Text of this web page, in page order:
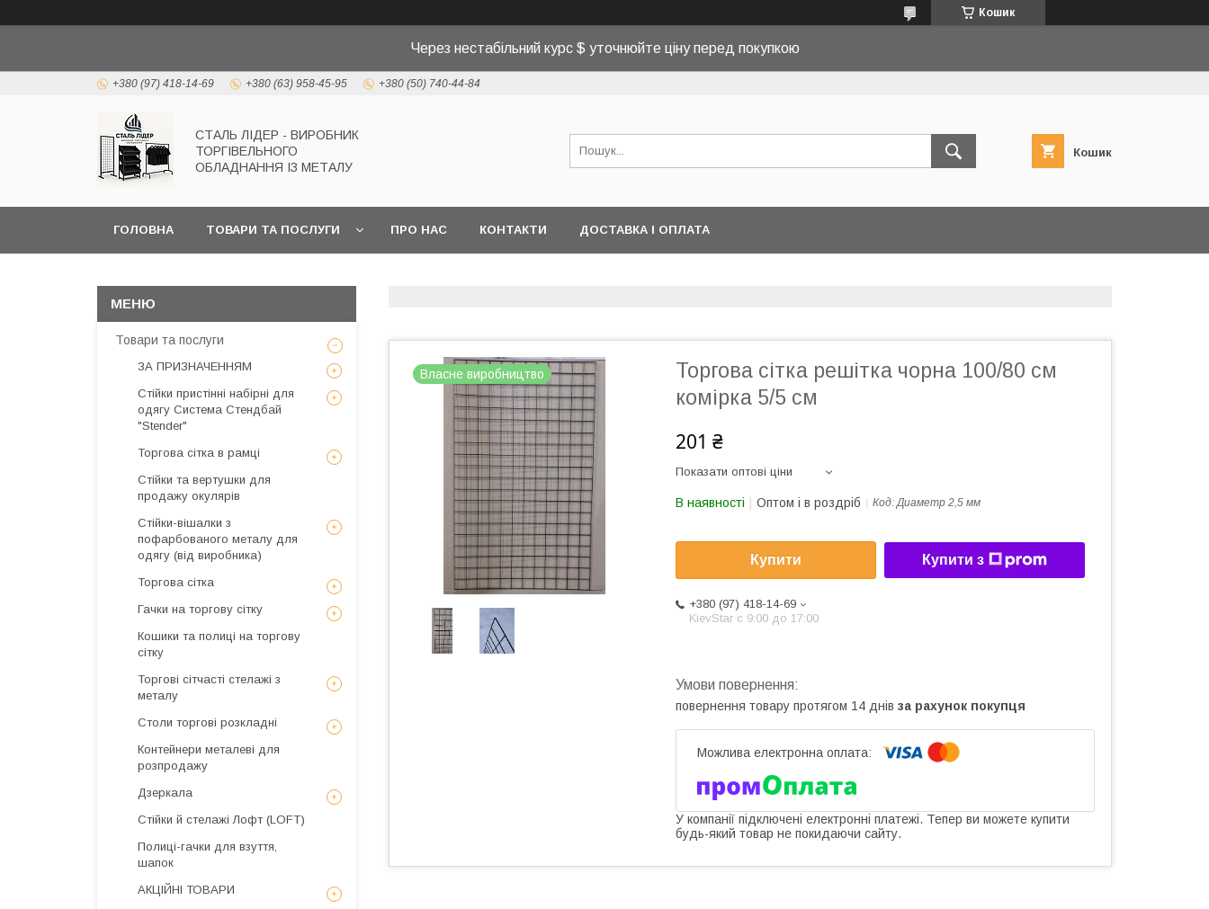
Кошик
Через нестабільний курс $ уточнюйте ціну перед покупкою
+380 (97) 418-14-69 +380 (63) 958-45-95 +380 (50) 740-44-84
СТАЛЬ ЛІДЕР - ВИРОБНИК
ТОРГІВЕЛЬНОГО
ОБЛАДНАННЯ ІЗ МЕТАЛУ
Кошик
ГОЛОВНА ТОВАРИ ТА ПОСЛУГИ ПРО НАС КОНТАКТИ ДОСТАВКА І ОПЛАТА
Власне виробництво
Торгова сітка решітка чорна 100/80 см
комірка 5/5 см
201 ₴
Показати оптові ціни
В наявності Оптом і в роздріб Код:Диаметр 2,5 мм
Купити Купити з
+380 (97) 418-14-69
KievStar с 9:00 до 17:00
повернення товару протягом 14 днів за рахунок покупця
У компанії підключені електронні платежі. Тепер ви можете купити
будь-який товар не покидаючи сайту.
Товари та послуги
ЗА ПРИЗНАЧЕННЯМ
Стійки пристінні набірні для
одягу Система Стендбай
"Stender"
Торгова сітка в рамці
Стійки та вертушки для
продажу окулярів
Стійки-вішалки з
пофарбованого металу для
одягу (від виробника)
Торгова сітка
Гачки на торгову сітку
Кошики та полиці на торгову
сітку
Торгові сітчасті стелажі з
металу
Столи торгові розкладні
Контейнери металеві для
розпродажу
Дзеркала
Стійки й стелажі Лофт (LOFT)
Полиці-гачки для взуття,
шапок
АКЦІЙНІ ТОВАРИ